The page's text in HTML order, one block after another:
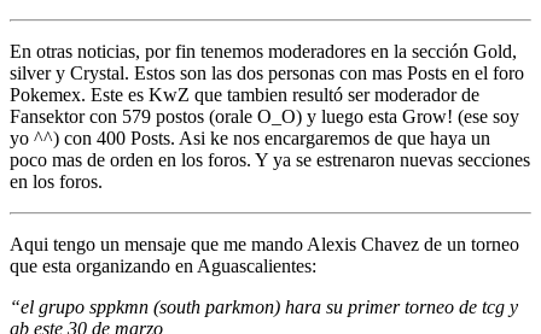
En otras noticias, por fin tenemos moderadores en la sección Gold,
silver y Crystal. Estos son las dos personas con mas Posts en el foro
Pokemex. Este es KwZ que tambien resultó ser moderador de
Fansektor con 579 postos (orale O_O) y luego esta Grow! (ese soy
yo ^^) con 400 Posts. Asi ke nos encargaremos de que haya un
poco mas de orden en los foros. Y ya se estrenaron nuevas secciones
en los foros.
Aqui tengo un mensaje que me mando Alexis Chavez de un torneo
que esta organizando en Aguascalientes:
“el grupo sppkmn (south parkmon) hara su primer torneo de tcg y
gb este 30 de marzo